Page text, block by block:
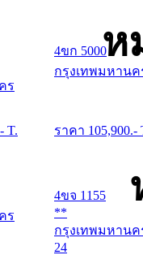
ห
ร
T.
4ขก 5000
กรุงเทพมหานค
ราคา 105,900.-
ร
4ขจ 1155
**
กรุงเทพมหานค
24